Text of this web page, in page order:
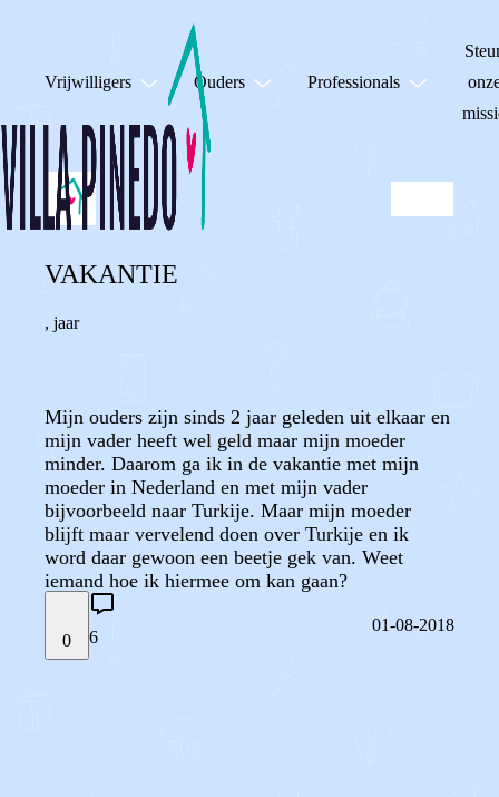
Vrijwilligers Ouders Professionals
VAKANTIE
, jaar
Mijn ouders zijn sinds 2 jaar geleden uit elkaar en
mijn vader heeft wel geld maar mijn moeder
minder. Daarom ga ik in de vakantie met mijn
moeder in Nederland en met mijn vader
bijvoorbeeld naar Turkije. Maar mijn moeder
blijft maar vervelend doen over Turkije en ik
word daar gewoon een beetje gek van. Weet
iemand hoe ik hiermee om kan gaan?
0 6
01-08-2018